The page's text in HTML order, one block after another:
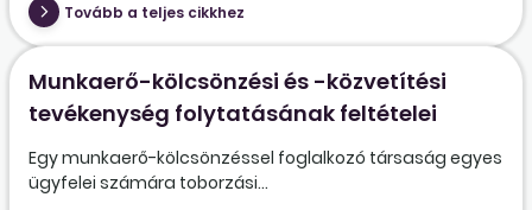
Tovább a teljes cikkhez
Munkaerő-kölcsönzési és -közvetítési
tevékenység folytatásának feltételei
Egy munkaerő-kölcsönzéssel foglalkozó társaság egyes
ügyfelei számára toborzási...